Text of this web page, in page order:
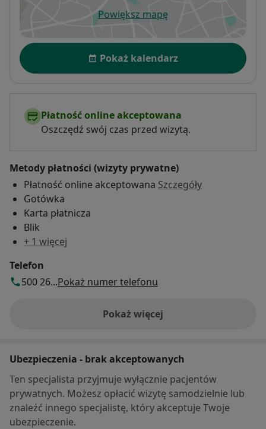
Powiększ mapęotwiera się w nowej karcie
Dostępność
Pokaż kalendarz
Płatność online akceptowana
Oszczędź swój czas przed wizytą.
Metody płatności (wizyty prywatne)
Płatność online akceptowana Szczegóły
Gotówka
Karta płatnicza
Blik
+ 1 więcej
Telefon
500 26...Pokaż numer telefonu
Pokaż więcej
o adresie
Ubezpieczenia - brak akceptowanych
Ten specjalista przyjmuje wyłącznie pacjentów
prywatnych. Możesz opłacić wizytę samodzielnie lub
znaleźć innego specjalistę, który akceptuje Twoje
ubezpieczenie.